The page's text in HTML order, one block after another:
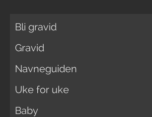
Bli gravid
Gravid
Navneguiden
Uke for uke
Baby